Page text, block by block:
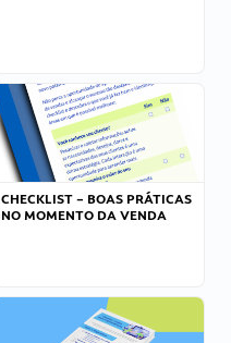
CHECKLIST – BOAS PRÁTICAS
NO MOMENTO DA VENDA